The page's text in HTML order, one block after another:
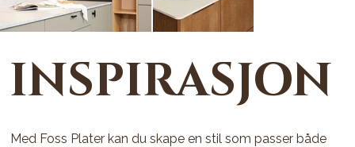
INSPIRASJON
Med Foss Plater kan du skape en stil som passer både